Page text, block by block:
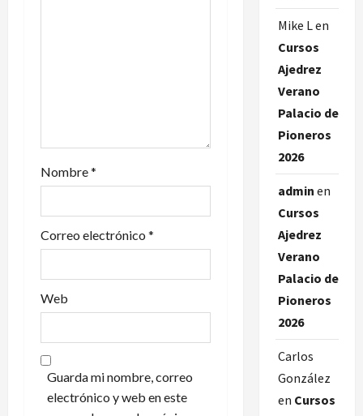
r
a
d
a
s
Nombre*
Correo electrónico *
Web
Guarda mi nombre, correo
electrónico y web en este
Mike Len
Cursos
Ajedrez
Verano
Palacio de
Pioneros
2026
admin en
Cursos
Ajedrez
Verano
Palacio de
Pioneros
2026
Carlos
González
en Cursos